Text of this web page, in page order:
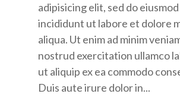
adipisicing elit, sed do
incididunt ut labore et dolore
aliqua. Ut enim ad minim
nostrud exercitation ullamco
ut aliquip ex ea commodo
Duis aute irure dolor in...